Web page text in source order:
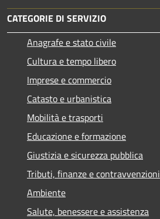
CATEGORIE DI SERVIZIO
Anagrafe e stato civile
Cultura e tempo libero
Imprese e commercio
Catasto e urbanistica
Mobilità e trasporti
Educazione e formazione
Giustizia e sicurezza pubblica
Tributi, finanze e contravvenzioni
Ambiente
Salute, benessere e assistenza